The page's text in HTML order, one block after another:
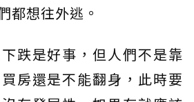
都想往外逃。
跌是好事，但人們不是靠
房還是不能翻身，此時要